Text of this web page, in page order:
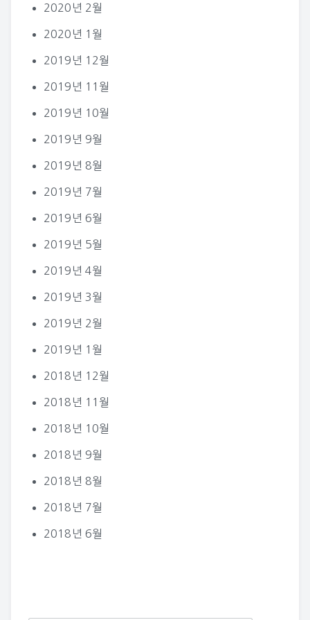
2020년 2월
2020년 1월
2019년 12월
2019년 11월
2019년 10월
2019년 9월
2019년 8월
2019년 7월
2019년 6월
2019년 5월
2019년 4월
2019년 3월
2019년 2월
2019년 1월
2018년 12월
2018년 11월
2018년 10월
2018년 9월
2018년 8월
2018년 7월
2018년 6월